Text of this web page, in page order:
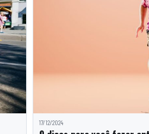
17/12/2024